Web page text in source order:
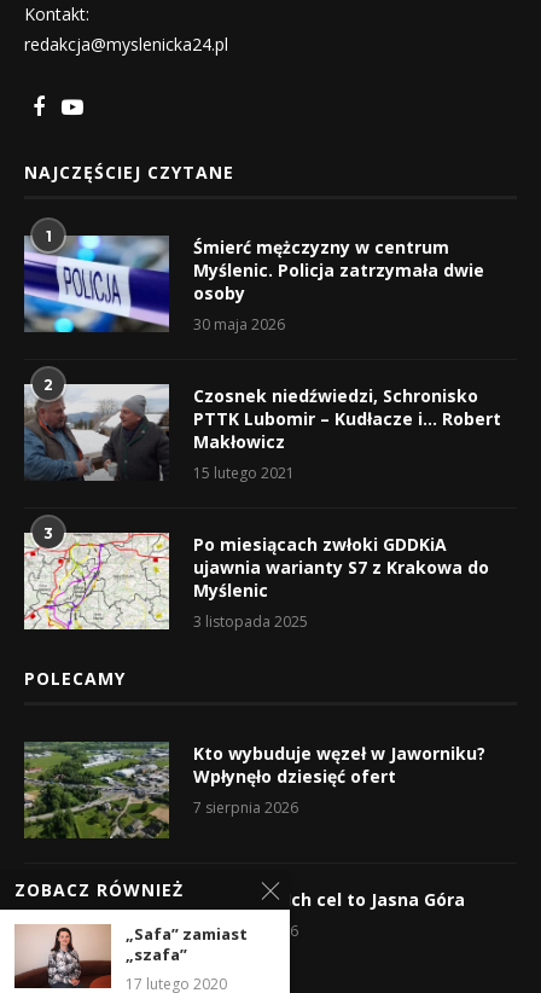
Kontakt:
redakcja@myslenicka24.pl
NAJCZĘŚCIEJ CZYTANE
1
Śmierć mężczyzny w centrum
Myślenic. Policja zatrzymała dwie
osoby
30 maja 2026
2
Czosnek niedźwiedzi, Schronisko
PTTK Lubomir – Kudłacze i… Robert
Makłowicz
15 lutego 2021
3
Po miesiącach zwłoki GDDKiA
ujawnia warianty S7 z Krakowa do
Myślenic
3 listopada 2025
POLECAMY
Kto wybuduje węzeł w Jaworniku?
Wpłynęło dziesięć ofert
7 sierpnia 2026
Wyruszyli! Ich cel to Jasna Góra
5 sierpnia 2026
ZOBACZ RÓWNIEŻ
„Safa” zamiast
„szafa”
17 lutego 2020